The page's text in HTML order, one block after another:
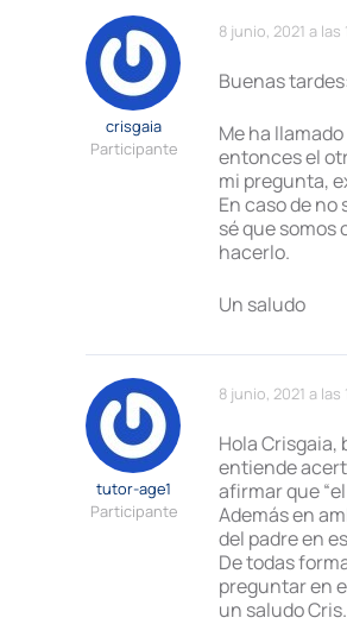
8 junio, 2021 a las
crisgaia
Participante
Buenas tardes:
Me ha
entonces el
mi pregunta,
En caso de
sé que somos
hacerlo.
Un saludo
8 junio, 2021 a las
tutor-age1
Participante
Hola
entiende
afirmar que
Además en
del padre en
De todas
preguntar en
un saludo Cris.